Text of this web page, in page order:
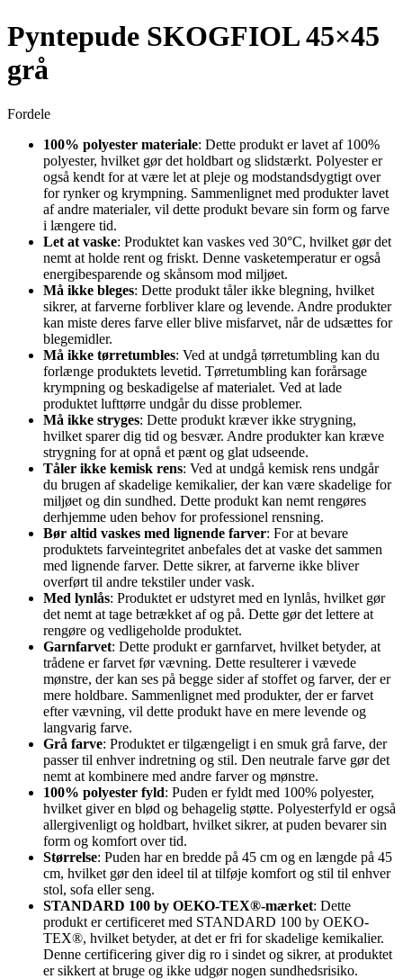
Pyntepude SKOGFIOL 45×45
grå
Fordele
100% polyester materiale: Dette produkt er lavet af 100%
polyester, hvilket gør det holdbart og slidstærkt. Polyester er
også kendt for at være let at pleje og modstandsdygtigt over
for rynker og krympning. Sammenlignet med produkter lavet
af andre materialer, vil dette produkt bevare sin form og farve
i længere tid.
Let at vaske: Produktet kan vaskes ved 30°C, hvilket gør det
nemt at holde rent og friskt. Denne vasketemperatur er også
energibesparende og skånsom mod miljøet.
Må ikke bleges: Dette produkt tåler ikke blegning, hvilket
sikrer, at farverne forbliver klare og levende. Andre produkter
kan miste deres farve eller blive misfarvet, når de udsættes for
blegemidler.
Må ikke tørretumbles: Ved at undgå tørretumbling kan du
forlænge produktets levetid. Tørretumbling kan forårsage
krympning og beskadigelse af materialet. Ved at lade
produktet lufttørre undgår du disse problemer.
Må ikke stryges: Dette produkt kræver ikke strygning,
hvilket sparer dig tid og besvær. Andre produkter kan kræve
strygning for at opnå et pænt og glat udseende.
Tåler ikke kemisk rens: Ved at undgå kemisk rens undgår
du brugen af skadelige kemikalier, der kan være skadelige for
miljøet og din sundhed. Dette produkt kan nemt rengøres
derhjemme uden behov for professionel rensning.
Bør altid vaskes med lignende farver: For at bevare
produktets farveintegritet anbefales det at vaske det sammen
med lignende farver. Dette sikrer, at farverne ikke bliver
overført til andre tekstiler under vask.
Med lynlås: Produktet er udstyret med en lynlås, hvilket gør
det nemt at tage betrækket af og på. Dette gør det lettere at
rengøre og vedligeholde produktet.
Garnfarvet: Dette produkt er garnfarvet, hvilket betyder, at
trådene er farvet før vævning. Dette resulterer i vævede
mønstre, der kan ses på begge sider af stoffet og farver, der er
mere holdbare. Sammenlignet med produkter, der er farvet
efter vævning, vil dette produkt have en mere levende og
langvarig farve.
Grå farve: Produktet er tilgængeligt i en smuk grå farve, der
passer til enhver indretning og stil. Den neutrale farve gør det
nemt at kombinere med andre farver og mønstre.
100% polyester fyld: Puden er fyldt med 100% polyester,
hvilket giver en blød og behagelig støtte. Polyesterfyld er også
allergivenligt og holdbart, hvilket sikrer, at puden bevarer sin
form og komfort over tid.
Størrelse: Puden har en bredde på 45 cm og en længde på 45
cm, hvilket gør den ideel til at tilføje komfort og stil til enhver
stol, sofa eller seng.
STANDARD 100 by OEKO-TEX®-mærket: Dette
produkt er certificeret med STANDARD 100 by OEKO-
TEX®, hvilket betyder, at det er fri for skadelige kemikalier.
Denne certificering giver dig ro i sindet og sikrer, at produktet
er sikkert at bruge og ikke udgør nogen sundhedsrisiko.